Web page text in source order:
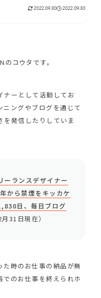
2022.09.30 2022.09.30
コウタです。
ナーとして活動してお
ニングやブログを通じて
を発信したりしていま
ーランスデザイナー
から禁煙をキッカケ
日、毎日ブログ
31日現在）
時のお仕事の納品が無
のお仕事を終えられホ